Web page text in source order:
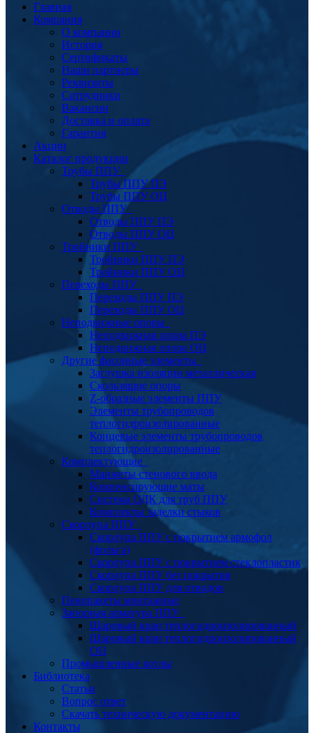
Главная
Компания
О компании
История
Сертификаты
Наши партнеры
Реквизиты
Сотрудники
Вакансии
Доставка и оплата
Гарантия
Акции
Каталог продукции
Трубы ППУ
Трубы ППУ ПЭ
Трубы ППУ ОЦ
Отводы ППУ
Отводы ППУ ПЭ
Отводы ППУ ОЦ
Тройники ППУ
Тройники ППУ ПЭ
Тройники ППУ ОЦ
Переходы ППУ
Переходы ППУ ПЭ
Переходы ППУ ОЦ
Неподвижные опоры
Неподвижная опора ПЭ
Неподвижная опора ОЦ
Другие фасонные элементы
Заглушка изоляции металлическая
Скользящие опоры
Z-образные элементы ППУ
Элементы трубопроводов
теплогидроизолированные
Концевые элементы трубопроводов
теплогидроизолированные
Комплектующие
Манжеты стенового ввода
Компенсирующие маты
Система ОДК для труб ППУ
Комплекты заделки стыков
Скорлупа ППУ
Скорлупа ППУ с покрытием армофол
(фольга)
Скорлупа ППУ с покрытием стеклопластик
Скорлупа ППУ без покрытия
Скорлупа ППУ для отводов
Пенопакеты монтажные
Запорная арматура ППУ
Шаровый кран теплогидроизолированный
Шаровый кран теплогидроизолированный
ОЦ
Промышленные котлы
Библиотека
Статьи
Вопрос ответ
Скачать техническую документацию
Контакты